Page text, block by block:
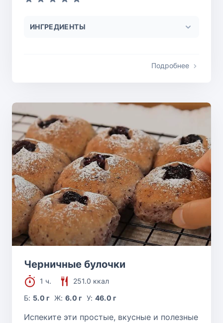
ИНГРЕДИЕНТЫ
Подробнее
Черничные булочки
1 ч.
251.0 ккал
Б: 5.0 г Ж: 6.0 г У: 46.0 г
Испеките эти простые, вкусные и полезные